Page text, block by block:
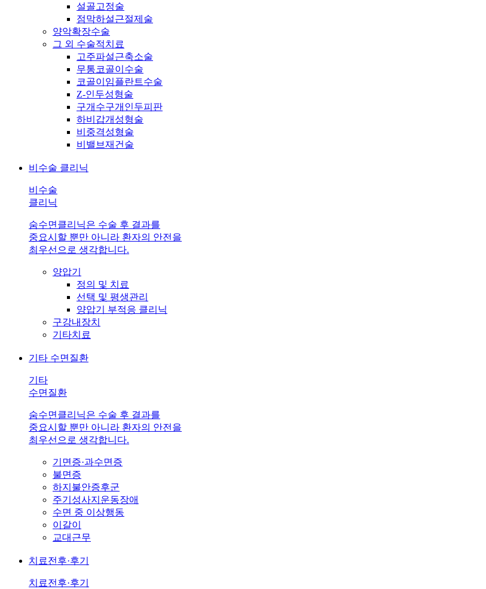
설골고정술
점막하설근절제술
양악확장수술
그 외 수술적치료
고주파설근축소술
무통코골이수술
코골이임플란트수술
Z-인두성형술
구개수구개인두피판
하비갑개성형술
비중격성형술
비밸브재건술
비수술 클리닉
비수술
클리닉
숨수면클리닉은 수술 후 결과를
중요시할 뿐만 아니라 환자의 안전을
최우선으로 생각합니다.
양압기
정의 및 치료
선택 및 평생관리
양압기 부적응 클리닉
구강내장치
기타치료
기타 수면질환
기타
수면질환
숨수면클리닉은 수술 후 결과를
중요시할 뿐만 아니라 환자의 안전을
최우선으로 생각합니다.
기면증·과수면증
불면증
하지불안증후군
주기성사지운동장애
수면 중 이상행동
이갈이
교대근무
치료전후·후기
치료전후·후기